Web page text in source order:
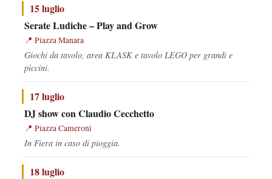
15 luglio
Serate Ludiche – Play and Grow
Piazza Manara
Giochi da tavolo, area KLASK e tavolo LEGO per grandi e
piccini.
17 luglio
DJ show con Claudio Cecchetto
Piazza Cameroni
In Fiera in caso di pioggia.
18 luglio